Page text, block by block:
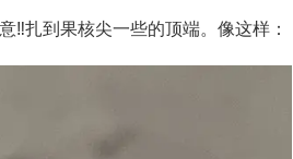
‼️扎到果核尖一些的顶端。像这样：